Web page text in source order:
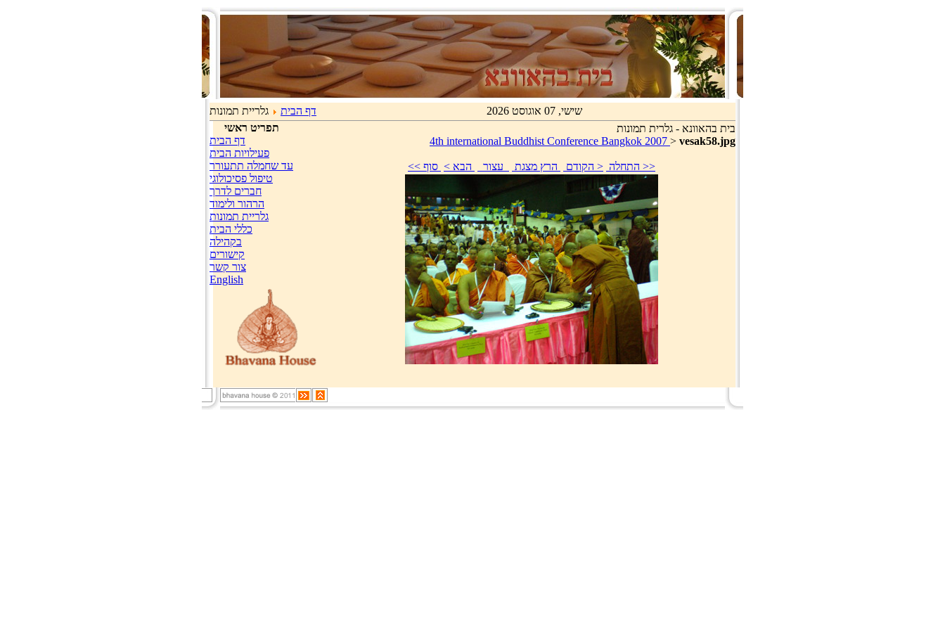
דף הבית גלריית תמונות
שישי, 07 אוגוסט 2026
תפריט ראשי
דף הבית
פעילויות הבית
עד שחמלה תתעורר
טיפול פסיכולוגי
חברים לדרך
הרהור ולימוד
גלריית תמונות
כללי הבית
בקהילה
קישורים
צור קשר
English
בית בהאוונא - גלרית תמונות
4th international Buddhist Conference Bangkok 2007 > vesak58.jpg
<< התחלה < הקודם הרץ מצגת עצור הבא > סוף >>